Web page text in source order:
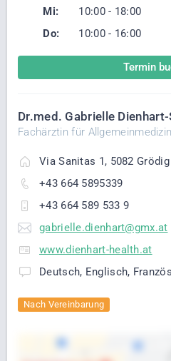
Mi:
10:00 - 18:00
Do:
10:00 - 16:00
Termin
Dr.med. Gabrielle
Fachärztin für
Via Sanitas 1, 5082 Grödig
+43 664 5895339
+43 664 589 533 9
gabrielle.dienhart@gmx.at
www.dienhart-health.at
Deutsch, Englisch,
Nach Vereinbarung